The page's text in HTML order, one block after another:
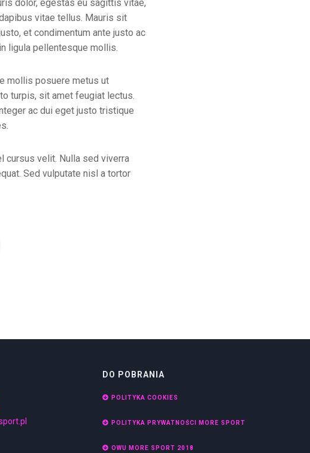
dolor, egestas eu sagittis vitae,
vitae tellus. Mauris sit
et condimentum ante justo ac
ligula pellentesque mollis.
mollis posuere metus ut
turpis, sit amet feugiat lectus.
ac dui eget justo tristique
cursus velit. Nulla sed viverra
Sed vulputate nisl a tortor
DO POBRANIA
POLITYKA COOKIES
POLITYKA PRYWATNOŚCI MORE SPORT
OWU MORE SPORT 2018